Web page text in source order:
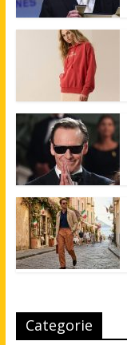
Categorie